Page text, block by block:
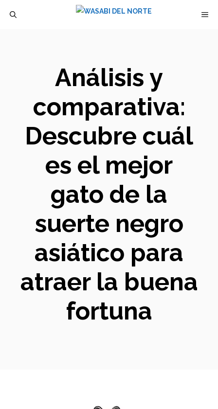
Análisis y
comparativa:
Descubre cuál
es el mejor
gato de la
suerte negro
asiático para
atraer la buena
fortuna